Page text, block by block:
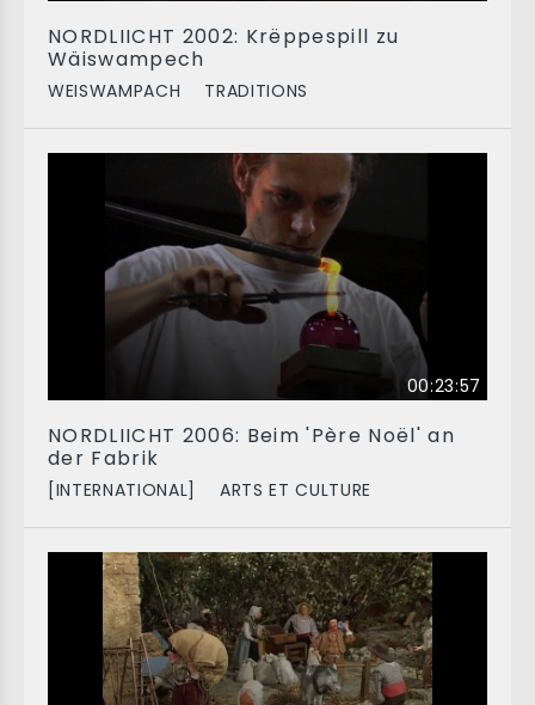
NORDLIICHT 2002: Krëppespill zu
Wäiswampech
WEISWAMPACH TRADITIONS
00:23:57
NORDLIICHT 2006: Beim 'Père Noël' an
der Fabrik
[INTERNATIONAL] ARTS ET CULTURE